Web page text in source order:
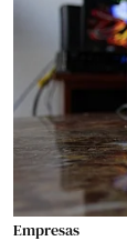
Empresas